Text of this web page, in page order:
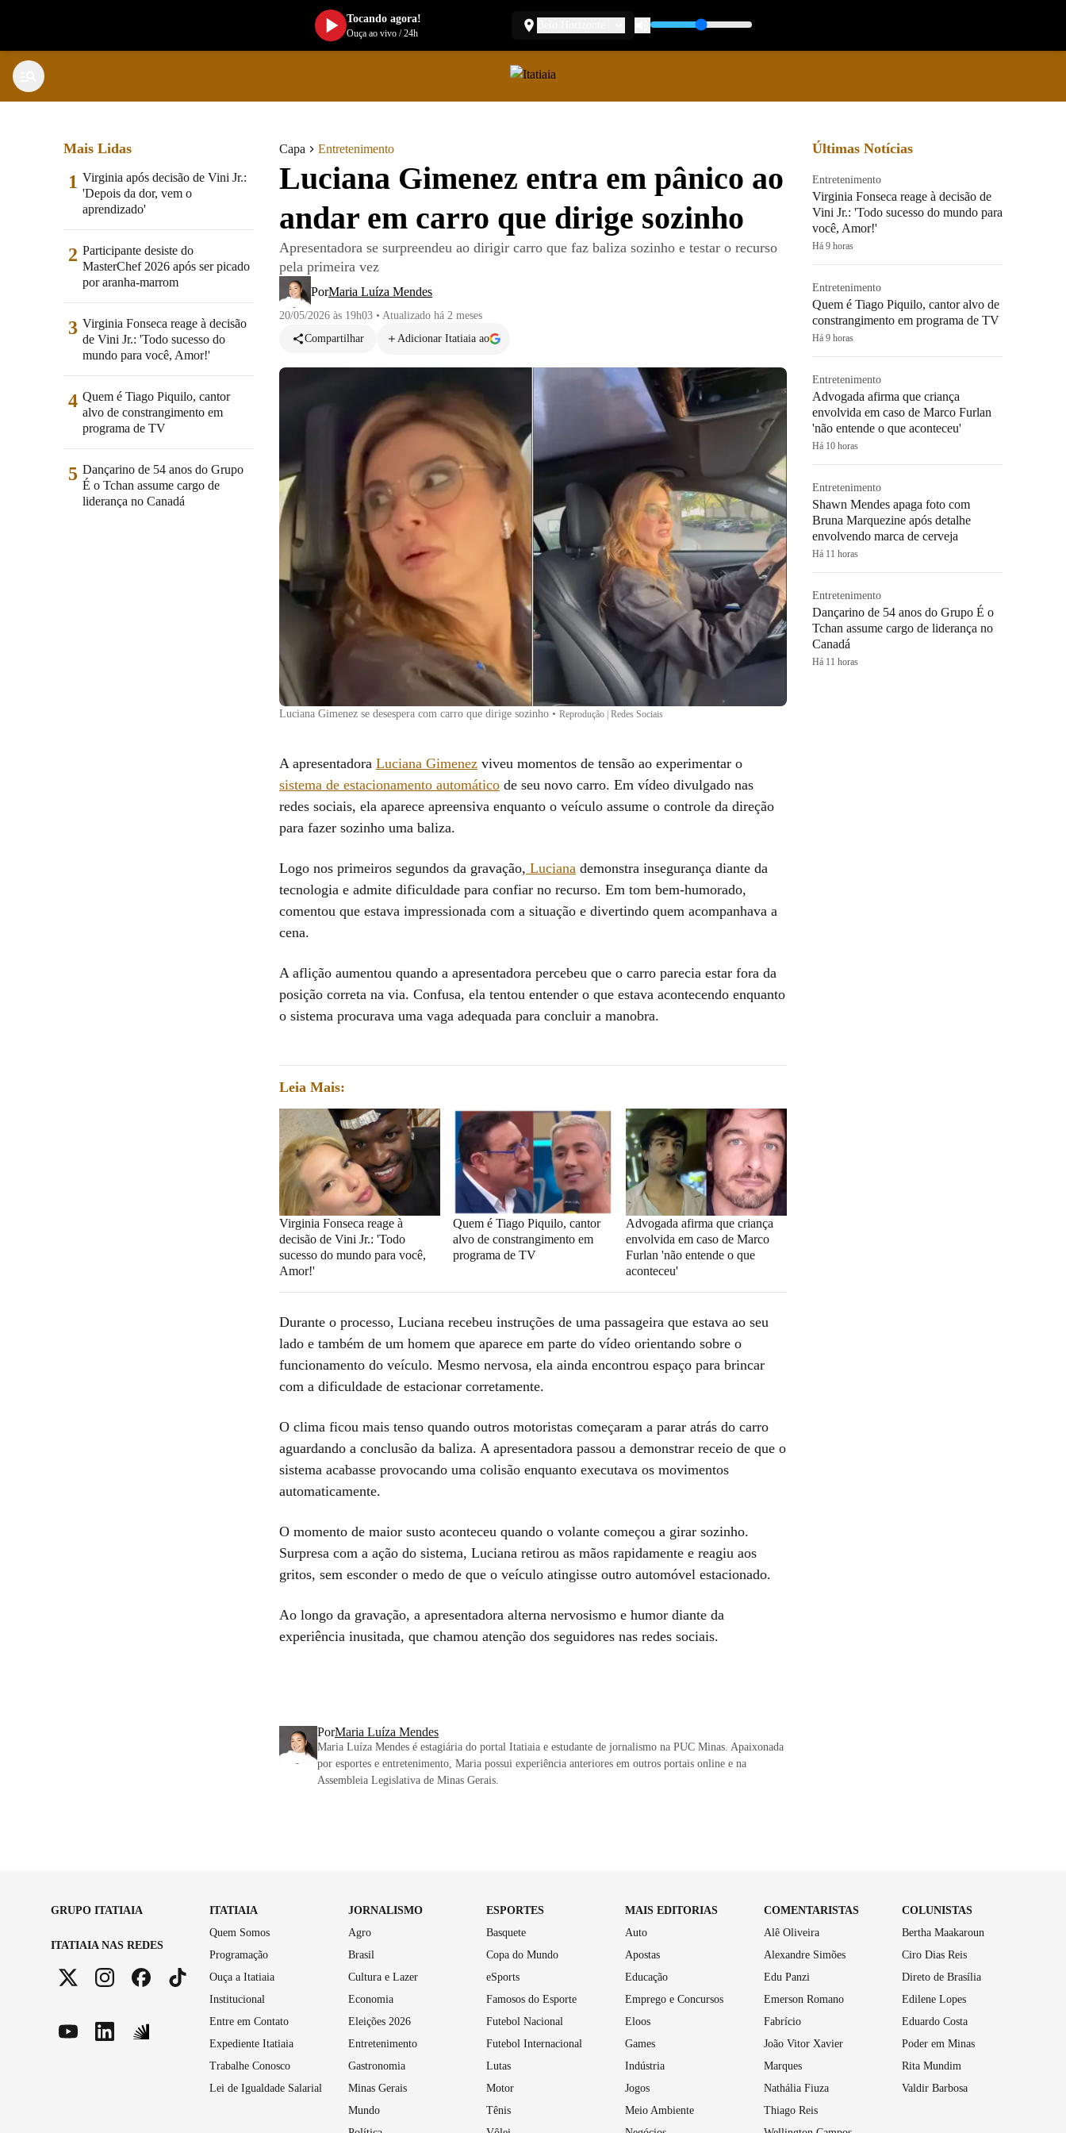
Capa Entretenimento
Luciana Gimenez entra em pânico ao
andar em carro que dirige sozinho
Apresentadora se surpreendeu ao dirigir carro que faz baliza sozinho e testar o recurso
pela primeira vez
PorMaria Luíza Mendes
20/05/2026 às 19h03 • Atualizado há 2 meses
Compartilhar
Adicionar Itatiaia ao
Luciana Gimenez se desespera com carro que dirige sozinho • Reprodução | Redes Sociais
A apresentadora Luciana Gimenez viveu momentos de tensão ao experimentar o
sistema de estacionamento automático de seu novo carro. Em vídeo divulgado nas
redes sociais, ela aparece apreensiva enquanto o veículo assume o controle da direção
para fazer sozinho uma baliza.
Logo nos primeiros segundos da gravação, Luciana demonstra insegurança diante da
tecnologia e admite dificuldade para confiar no recurso. Em tom bem-humorado,
comentou que estava impressionada com a situação e divertindo quem acompanhava a
cena.
A aflição aumentou quando a apresentadora percebeu que o carro parecia estar fora da
posição correta na via. Confusa, ela tentou entender o que estava acontecendo enquanto
o sistema procurava uma vaga adequada para concluir a manobra.
Leia Mais:
Virginia Fonseca reage à
decisão de Vini Jr.: 'Todo
sucesso do mundo para você,
Amor!'
Quem é Tiago Piquilo, cantor
alvo de constrangimento em
programa de TV
Advogada afirma que criança
envolvida em caso de Marco
Furlan 'não entende o que
aconteceu'
Durante o processo, Luciana recebeu instruções de uma passageira que estava ao seu
lado e também de um homem que aparece em parte do vídeo orientando sobre o
funcionamento do veículo. Mesmo nervosa, ela ainda encontrou espaço para brincar
com a dificuldade de estacionar corretamente.
O clima ficou mais tenso quando outros motoristas começaram a parar atrás do carro
aguardando a conclusão da baliza. A apresentadora passou a demonstrar receio de que o
sistema acabasse provocando uma colisão enquanto executava os movimentos
automaticamente.
O momento de maior susto aconteceu quando o volante começou a girar sozinho.
Surpresa com a ação do sistema, Luciana retirou as mãos rapidamente e reagiu aos
gritos, sem esconder o medo de que o veículo atingisse outro automóvel estacionado.
Ao longo da gravação, a apresentadora alterna nervosismo e humor diante da
experiência inusitada, que chamou atenção dos seguidores nas redes sociais.
PorMaria Luíza Mendes
Maria Luíza Mendes é estagiária do portal Itatiaia e estudante de jornalismo na PUC Minas. Apaixonada
por esportes e entretenimento, Maria possui experiência anteriores em outros portais online e na
Assembleia Legislativa de Minas Gerais.
Mais Lidas
1 Virginia após decisão de Vini Jr.:
'Depois da dor, vem o
aprendizado'
2 Participante desiste do
MasterChef 2026 após ser picado
por aranha-marrom
3 Virginia Fonseca reage à decisão
de Vini Jr.: 'Todo sucesso do
mundo para você, Amor!'
4 Quem é Tiago Piquilo, cantor
alvo de constrangimento em
programa de TV
5 Dançarino de 54 anos do Grupo
É o Tchan assume cargo de
liderança no Canadá
Últimas Notícias
Entretenimento
Virginia Fonseca reage à decisão de
Vini Jr.: 'Todo sucesso do mundo para
você, Amor!'
Há 9 horas
Entretenimento
Quem é Tiago Piquilo, cantor alvo de
constrangimento em programa de TV
Há 9 horas
Entretenimento
Advogada afirma que criança
envolvida em caso de Marco Furlan
'não entende o que aconteceu'
Há 10 horas
Entretenimento
Shawn Mendes apaga foto com
Bruna Marquezine após detalhe
envolvendo marca de cerveja
Há 11 horas
Entretenimento
Dançarino de 54 anos do Grupo É o
Tchan assume cargo de liderança no
Canadá
Há 11 horas
GRUPO ITATIAIA
ITATIAIA NAS REDES
ITATIAIA
Quem Somos
Programação
Ouça a Itatiaia
Institucional
Entre em Contato
Expediente Itatiaia
Trabalhe Conosco
Lei de Igualdade Salarial
JORNALISMO
Agro
Brasil
Cultura e Lazer
Economia
Eleições 2026
Entretenimento
Gastronomia
Minas Gerais
Mundo
ESPORTES
Basquete
Copa do Mundo
eSports
Famosos do Esporte
Futebol Nacional
Futebol Internacional
Lutas
Motor
Tênis
MAIS EDITORIAS
Auto
Apostas
Educação
Emprego e Concursos
Eloos
Games
Indústria
Jogos
Meio Ambiente
COMENTARISTAS
Alê Oliveira
Alexandre Simões
Edu Panzi
Emerson Romano
Fabrício
João Vitor Xavier
Marques
Nathália Fiuza
Thiago Reis
COLUNISTAS
Bertha Maakaroun
Ciro Dias Reis
Direto de Brasília
Edilene Lopes
Eduardo Costa
Poder em Minas
Rita Mundim
Valdir Barbosa
Tocando agora!
Ouça ao vivo/24h